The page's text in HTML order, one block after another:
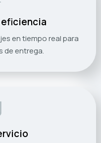
en tiempo real para
de entrega.